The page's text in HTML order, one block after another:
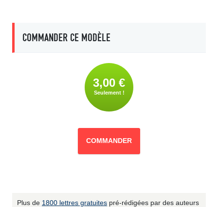
COMMANDER CE MODÈLE
3,00 €
Seulement !
COMMANDER
Plus de 1800 lettres gratuites pré-rédigées par des auteurs